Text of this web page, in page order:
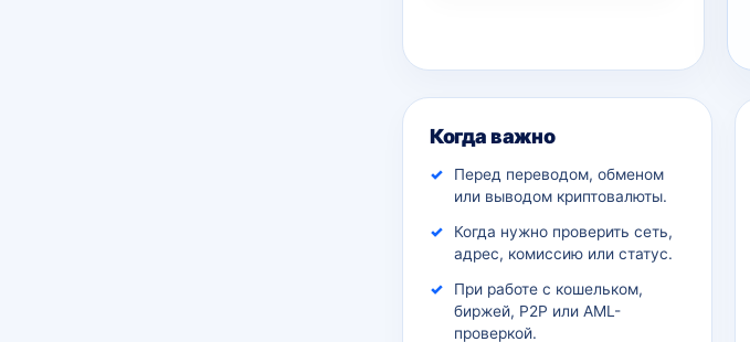
Дополнительный контекст
Когда важно
Перед переводом, обменом
или выводом криптовалюты.
Когда нужно проверить сеть,
адрес, комиссию или статус.
При работе с кошельком,
биржей, P2P или AML-
проверкой.